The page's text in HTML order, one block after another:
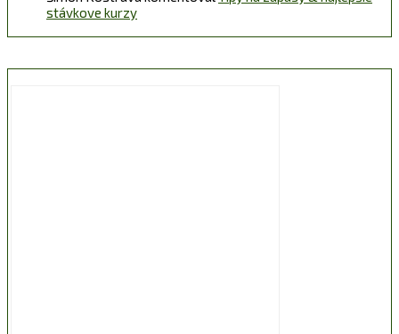
stávkove kurzy